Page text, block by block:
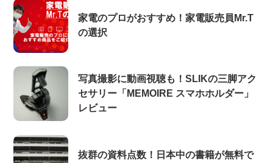
家電のプロがおすすめ！家電販売員Mr.T
の選択
写真撮影に動画視聴も！SLIKの三脚アク
セサリー「MEMOIRE スマホホルダー」
レビュー
抜群の資料点数！日本中の書籍が無料で